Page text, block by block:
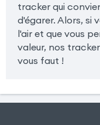
tracker qui
d'égarer. Alors, si
l'air et que vous
valeur, nos
vous faut !